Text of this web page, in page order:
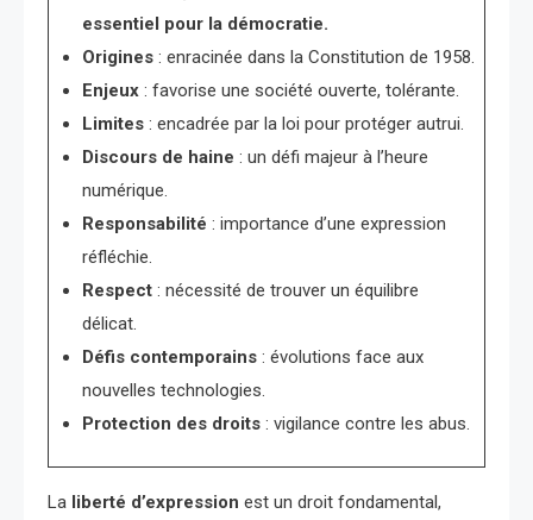
essentiel pour la démocratie.
Origines: enracinée dans la Constitution de 1958.
Enjeux: favorise une société ouverte, tolérante.
Limites: encadrée par la loi pour protéger autrui.
Discours de haine : un défi majeur à l’heure
numérique.
Responsabilité : importance d’une expression
réfléchie.
Respect: nécessité de trouver un équilibre
délicat.
Défis contemporains: évolutions face aux
nouvelles technologies.
Protection des droits: vigilance contre les abus.
La liberté d’expression est un droit fondamental,